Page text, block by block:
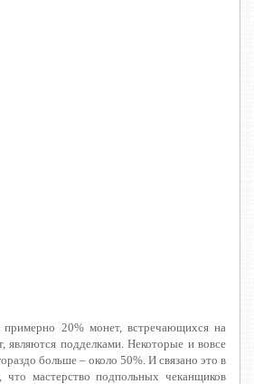
примерно 20% монет, встречающихся на
являются подделками. Некоторые и вовсе
больше – около 50%. И связано это в
мастерство подпольных чеканщиков